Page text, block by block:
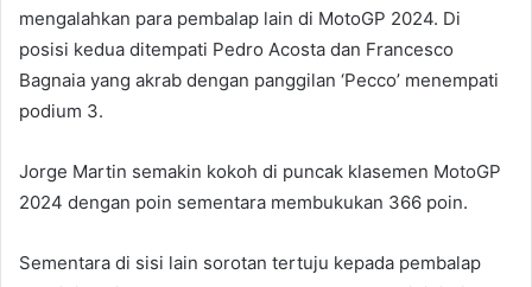
mengalahkan para pembalap lain di MotoGP 2024. Di
posisi kedua ditempati Pedro Acosta dan Francesco
Bagnaia yang akrab dengan panggilan ‘Pecco’ menempati
podium 3.
Jorge Martin semakin kokoh di puncak klasemen MotoGP
2024 dengan poin sementara membukukan 366 poin.
Sementara di sisi lain sorotan tertuju kepada pembalap